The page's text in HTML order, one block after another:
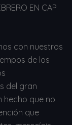
EN CAP
con nuestros
de los
del gran
hecho que no
que